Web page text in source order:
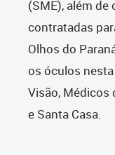
(SME), além
contratadas
Olhos do
os óculos
Visão, Médicos
e Santa Casa.